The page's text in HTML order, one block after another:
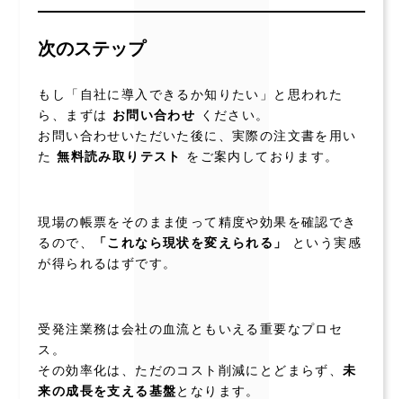
次のステップ
もし「自社に導入できるか知りたい」と思われた
ら、まずは お問い合わせ ください。
お問い合わせいただいた後に、実際の注文書を用い
た無料読み取りテスト をご案内しております。
現場の帳票をそのまま使って精度や効果を確認でき
るので、
「これなら現状を変えられる」
という実感
が得られるはずです。
受発注業務は会社の血流ともいえる重要なプロセ
ス。
その効率化は、ただのコスト削減にとどまらず、未
来の成長を支える基盤となります。